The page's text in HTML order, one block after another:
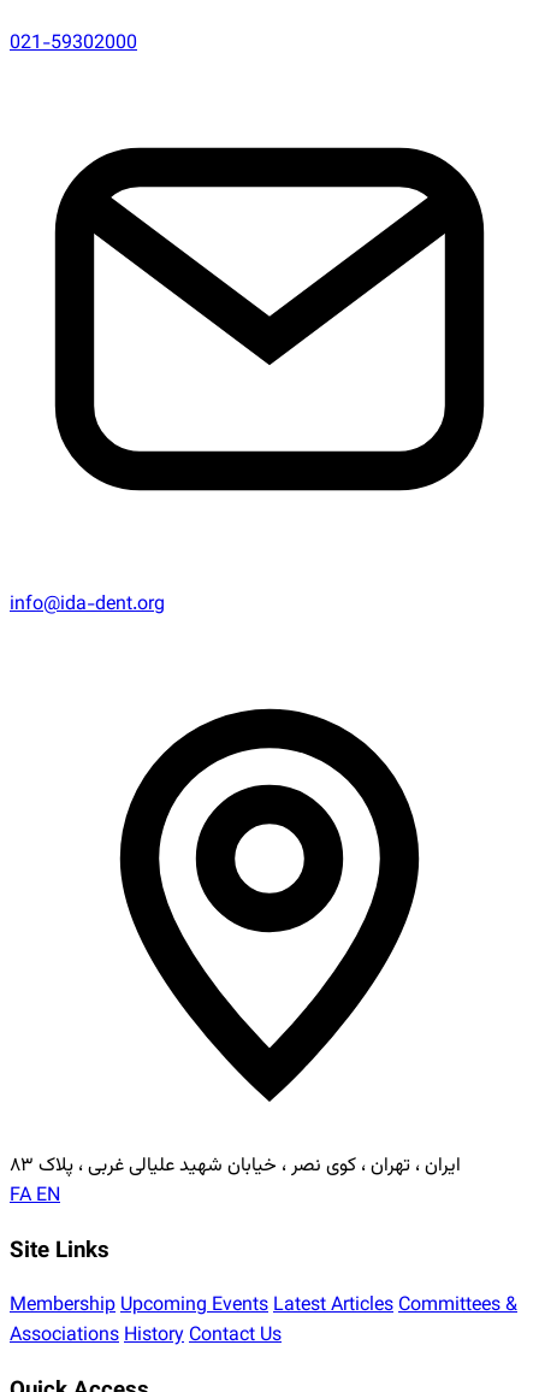
021-59302000
info@ida-dent.org
ایران ، تهران ، کوی نصر ، خیابان شهید علیالی غربی ، پلاک ۸۳
FAEN
Site Links
MembershipUpcoming EventsLatest ArticlesCommittees &
AssociationsHistoryContact Us